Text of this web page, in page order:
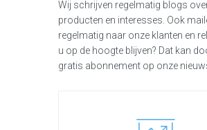
Wij schrijven regelmatig blogs
producten en interesses. Ook
regelmatig naar onze klanten en
u op de hoogte blijven? Dat kan
gratis abonnement op onze